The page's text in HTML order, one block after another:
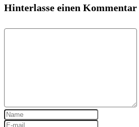
Hinterlasse einen Kommentar